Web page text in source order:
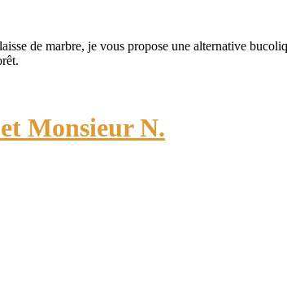
de marbre, je vous propose une alternative
Monsieur N.